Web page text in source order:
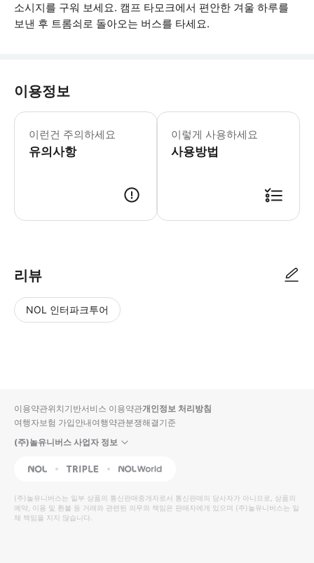
소시지를 구워 보세요. 캠프 타모크에서 편안한 겨울 하루를
보낸 후 트롬쇠로 돌아오는 버스를 타세요.
이용정보
이런건 주의하세요
유의사항
기상 조건으로 인한 취소: 게스트의
이렇게 사용하세요
사용방법
리뷰
NOL 인터파크투어
입니
다.
높
은
순
동
영
상
순
상
이용약관위치기반서비스 이용약관개인정보 처리방침
여행자보험 가입안내여행약관분쟁해결기준
(주)놀유니버스 사업자 정보
NOL Triple Interpark Global
(주)놀유니버스는 일부 상품의 통신판매중개자로서 통신판매의 당사자가 아니므로, 상품의
예약, 이용 및 환불 등 거래와 관련된 의무와 책임은 판매자에게 있으며 (주)놀유니버스는 일
체 책임을 지지 않습니다.